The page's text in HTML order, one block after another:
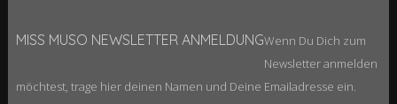
MISS MUSO NEWSLETTER ANMELDUNGWenn Du Dich zum
Newsletter anmelden
möchtest, trage hier deinen Namen und Deine Emailadresse ein.